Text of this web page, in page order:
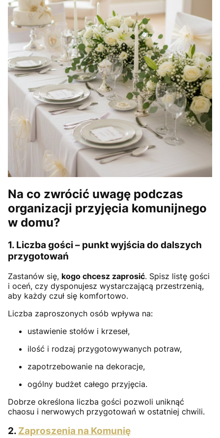
Na co zwrócić uwagę podczas
organizacji przyjęcia komunijnego
w domu?
1. Liczba gości – punkt wyjścia do dalszych
przygotowań
Zastanów się, kogo chcesz zaprosić. Spisz listę gości
i oceń, czy dysponujesz wystarczającą przestrzenią,
aby każdy czuł się komfortowo.
Liczba zaproszonych osób wpływa na:
ustawienie stołów i krzeseł,
ilość i rodzaj przygotowywanych potraw,
zapotrzebowanie na dekoracje,
ogólny budżet całego przyjęcia.
Dobrze określona liczba gości pozwoli uniknąć
chaosu i nerwowych przygotowań w ostatniej chwili.
2. Zaproszenia na Komunię